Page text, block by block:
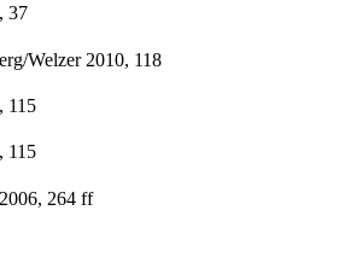
37
Welzer 2010, 118
115
115
264 ff